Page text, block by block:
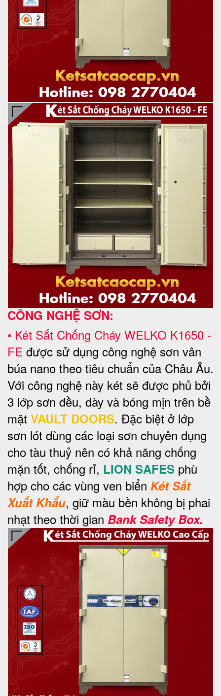
CÔNG NGHỆ SƠN:
• Két Sắt Chống Cháy WELKO K1650 -
FE được sử dụng công nghệ sơn vân
búa nano theo tiêu chuẩn của Châu Âu.
Với công nghệ này két sẽ được phủ bởi
3 lớp sơn đều, dày và bóng mịn trên bề
mặt VAULT DOORS. Đặc biệt ở lớp
sơn lót dùng các loại sơn chuyên dụng
cho tàu thuỷ nên có khả năng chống
mặn tốt, chống rỉ, LION SAFES phù
hợp cho các vùng ven biển Két Sắt
Xuất Khẩu, giữ màu bền không bị phai
nhạt theo thời gian Bank Safety Box.